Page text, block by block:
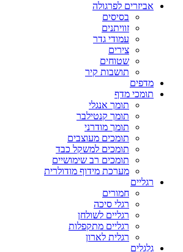
אביזרים לפרגולה
בסיסים
זוויתנים
עמודי גדר
צירים
שטוחים
תושבות קיר
מדפים
תומכי מדף
תומך אנגלי
תומך קנטילבר
תומך מודרני
תומכים מעוצבים
תומכים למשקל כבד
תומכים רב שימושיים
מערכת מידוף מודולרית
רגליים
חמורים
רגלי סיכה
רגליים לשולחן
רגליים מתקפלות
רגלית לארון
גלגלים